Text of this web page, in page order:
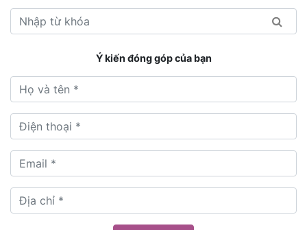
Ý kiến đóng góp của bạn